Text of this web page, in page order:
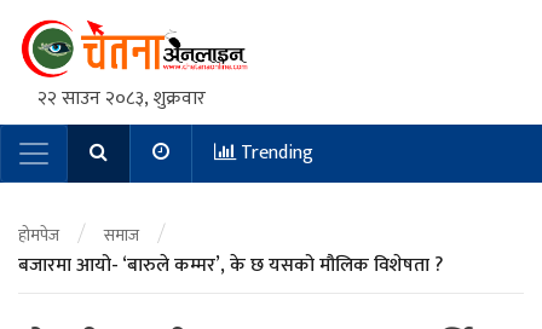
२२ साउन २०८३, शुक्रवार
Main NavigationTrending
होमपेज / समाज /
बजारमा आयो- ‘बारुले कम्मर’, के छ यसको मौलिक विशेषता ?